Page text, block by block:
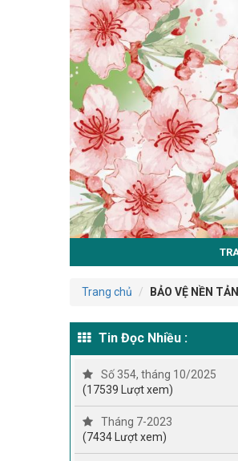
Trang chủ BẢO VỆ NỀN
Tin Đọc Nhiều :
Số 354, tháng 10/2025
(17539 Lượt xem)
Tháng 7-2023
(7434 Lượt xem)